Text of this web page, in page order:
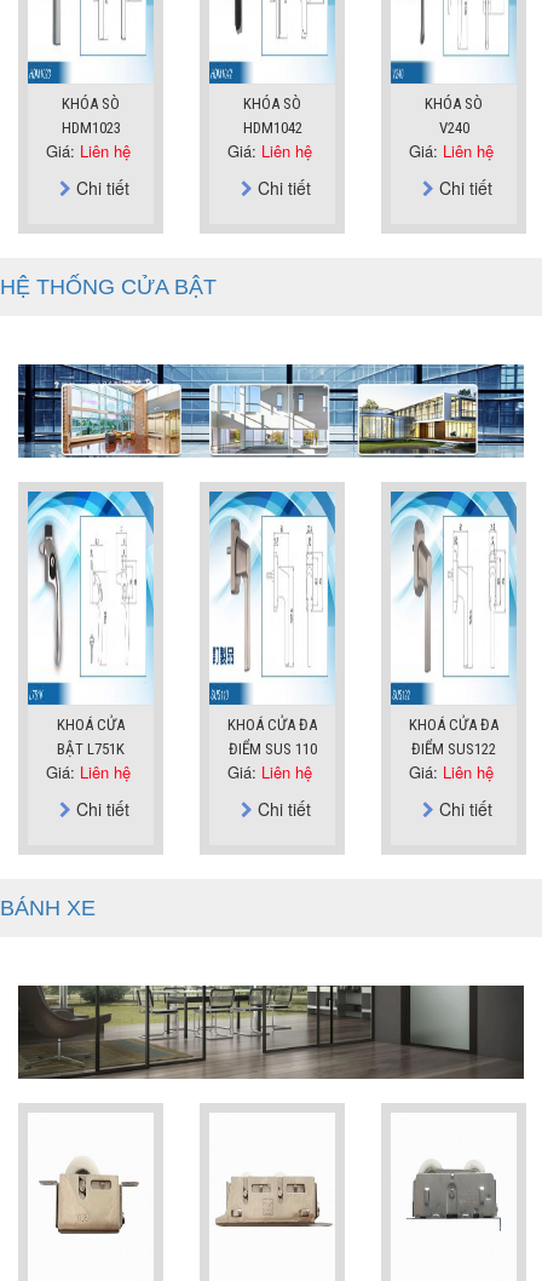
KHÓA SÒ
HDM1023
Giá: Liên hệ
Chi tiết
KHÓA SÒ
HDM1042
Giá: Liên hệ
Chi tiết
KHÓA SÒ
V240
Giá: Liên hệ
Chi tiết
HỆ THỐNG CỬA BẬT
KHOÁ CỬA
BẬT L751K
Giá: Liên hệ
Chi tiết
KHOÁ CỬA ĐA
ĐIỂM SUS 110
Giá: Liên hệ
Chi tiết
KHOÁ CỬA ĐA
ĐIỂM SUS122
Giá: Liên hệ
Chi tiết
BÁNH XE